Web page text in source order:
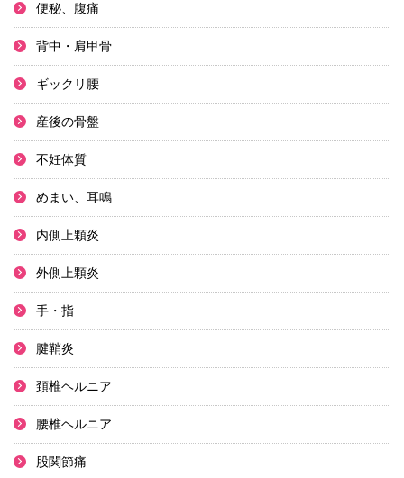
便秘、腹痛
背中・肩甲骨
ギックリ腰
産後の骨盤
不妊体質
めまい、耳鳴
内側上顆炎
外側上顆炎
手・指
腱鞘炎
頚椎ヘルニア
腰椎ヘルニア
股関節痛